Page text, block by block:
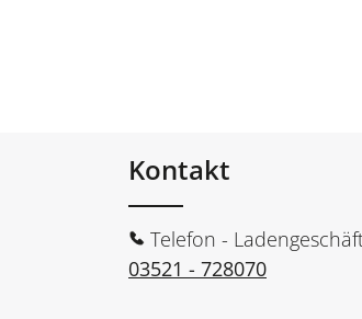
Kontakt
Telefon -
03521 - 728070